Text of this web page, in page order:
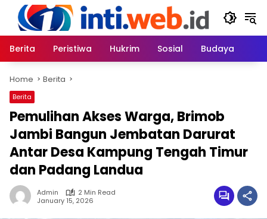
content
Berita
Peristiwa Hukrim Sosial Budaya
Home Berita
Berita
Pemulihan Akses Warga, Brimob
Jambi Bangun Jembatan Darurat
Antar Desa Kampung Tengah Timur
dan Padang Landua
Admin
2 Min Read
January 15, 2026